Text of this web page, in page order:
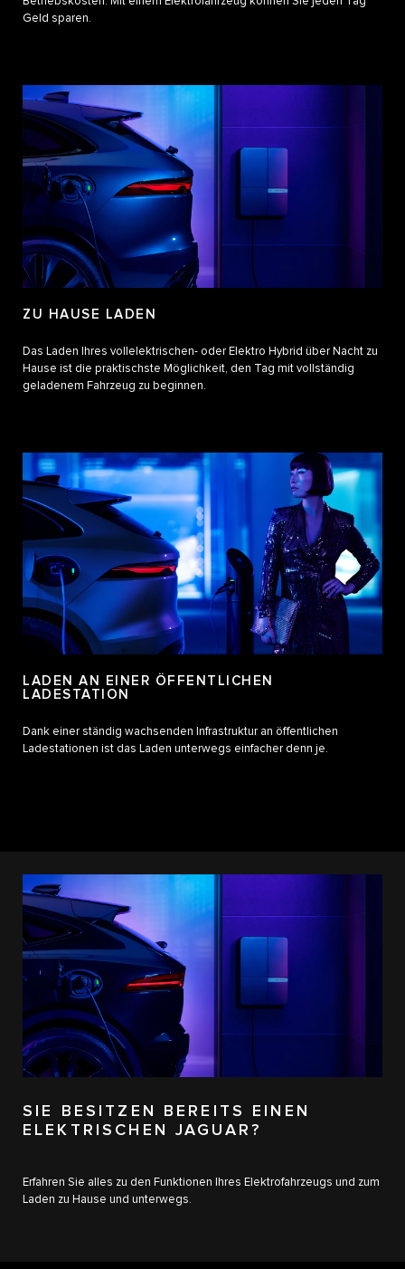
Geld sparen.
ZU HAUSE LADEN
Das Laden Ihres vollelektrischen- oder Elektro Hybrid über Nacht zu
Hause ist die praktischste Möglichkeit, den Tag mit vollständig
geladenem Fahrzeug zu beginnen.
LADEN AN EINER ÖFFENTLICHEN
LADESTATION
Dank einer ständig wachsenden Infrastruktur an öffentlichen
Ladestationen ist das Laden unterwegs einfacher denn je.
SIE BESITZEN BEREITS EINEN
ELEKTRISCHEN JAGUAR?
Erfahren Sie alles zu den Funktionen Ihres Elektrofahrzeugs und zum
Laden zu Hause und unterwegs.